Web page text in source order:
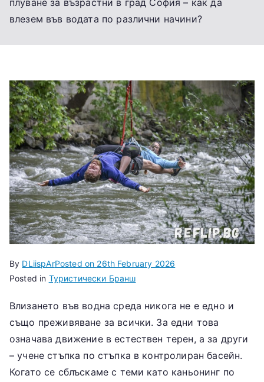
плуване за възрастни в град София – как да
влезем във водата по различни начини?
By DLiispArPosted on 26th February 2026
Posted in Туристически Бранш
Влизането във водна среда никога не е едно и
също преживяване за всички. За едни това
означава движение в естествен терен, а за други
– учене стъпка по стъпка в контролиран басейн.
Когато се сблъскаме с теми като каньонинг по